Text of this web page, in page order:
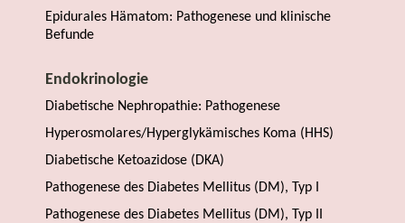
Epidurales Hämatom: Pathogenese und klinische
Befunde
Endokrinologie
Diabetische Nephropathie: Pathogenese
Hyperosmolares/Hyperglykämisches Koma (HHS)
Diabetische Ketoazidose (DKA)
Pathogenese des Diabetes Mellitus (DM), Typ I
Pathogenese des Diabetes Mellitus (DM), Typ II